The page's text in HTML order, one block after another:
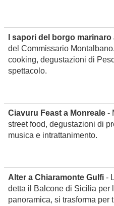
I sapori del borgo
del Commissario
cooking, degustazioni di
spettacolo.
Ciavuru Feast a Monreale -
street food, degustazioni di
musica e intrattanimento.
Alter a Chiaramonte Gulfi -
detta il Balcone di Sicilia per
panoramica, si trasforma per